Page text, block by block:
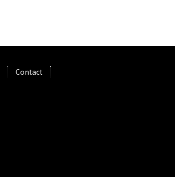
Contact